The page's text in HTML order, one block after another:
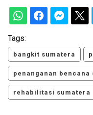
Tags:
bangkit sumatera
penanganan bencana
rehabilitasi sumatera